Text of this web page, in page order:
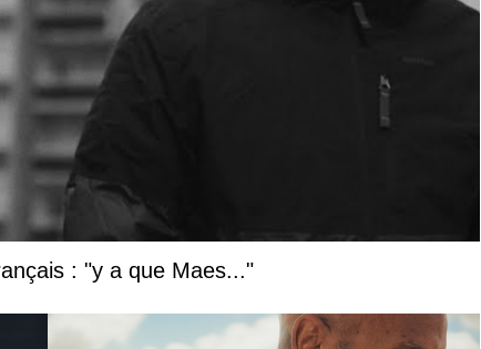
: "y a que Maes..."